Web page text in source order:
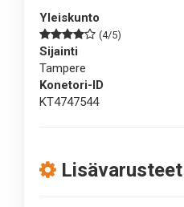
Yleiskunto
(4/5)
Sijainti
Tampere
Konetori-ID
KT4747544
Lisävarusteet